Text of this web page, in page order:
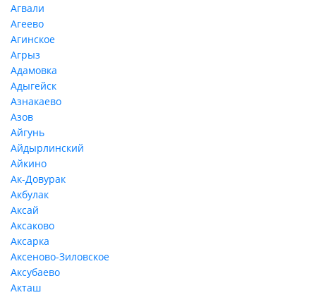
Агвали
Агеево
Агинское
Агрыз
Адамовка
Адыгейск
Азнакаево
Азов
Айгунь
Айдырлинский
Айкино
Ак-Довурак
Акбулак
Аксай
Аксаково
Аксарка
Аксеново-Зиловское
Аксубаево
Акташ